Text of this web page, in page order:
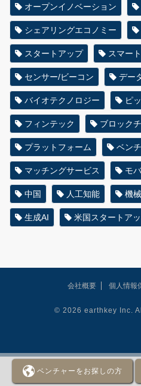
ベンチャーをお探しの方
オープンイノベーション
シェアリングエコノミー
スタートアップ スマー
センサー/ビーコン デー
バイオテクノロジー ピ
フィンテック ブロック
プラットフォーム ベン
マッチングサービス モ
中国 人工知能 機
生成AI 米国スタートア
会社概要 個人情報
© 2026 earthkey Inc.